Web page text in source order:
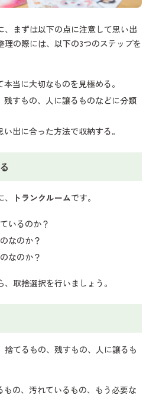
、まずは以下の点に注意して思い出
理の際には、以下の3つのステップを
当に大切なものを見極める。
残すもの、人に譲るものなどに分類
出に合った方法で収納する。
トランクルームです。
いるのか？
なのか？
なのか？
取捨選択を行いましょう。
てるもの、残すもの、人に譲るも
もの、汚れているもの、もう必要な